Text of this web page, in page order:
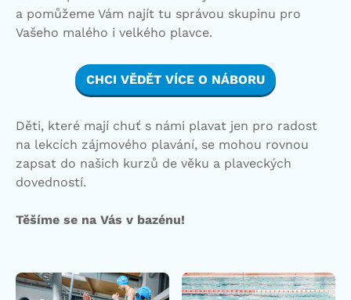
a pomůžeme Vám najít tu správou skupinu pro
Vašeho malého i velkého plavce.
CHCI VĚDĚT VÍCE O NÁBORU
Děti, které mají chuť s námi plavat jen pro radost
na lekcích zájmového plavání, se mohou rovnou
zapsat do našich kurzů de věku a plaveckých
dovedností.
Těšíme se na Vás v bazénu!